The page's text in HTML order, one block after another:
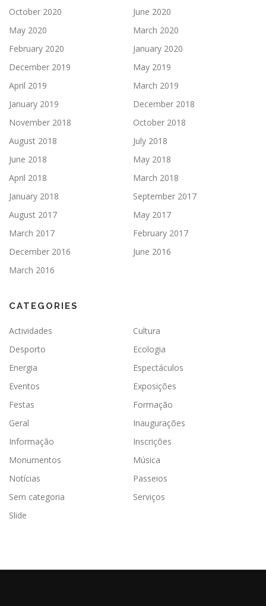
October 2020
June 2020
May 2020
March 2020
February 2020
January 2020
December 2019
May 2019
April 2019
March 2019
January 2019
December 2018
November 2018
October 2018
August 2018
July 2018
June 2018
May 2018
April 2018
March 2018
January 2018
September 2017
August 2017
May 2017
March 2017
February 2017
December 2016
June 2016
March 2016
CATEGORIES
Actividades
Cultura
Desporto
Ecologia
Energia
Espectáculos
Eventos
Exposições
Festas
Formação
Geral
Inaugurações
Informação
Inscrições
Monumentos
Música
Notícias
Passeios
Sem categoria
Serviços
Slide